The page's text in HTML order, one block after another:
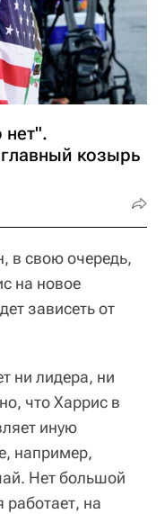
нет".
козырь
в свою очередь,
на новое
зависеть от
ни лидера, ни
что Харрис в
иную
например,
Нет большой
на